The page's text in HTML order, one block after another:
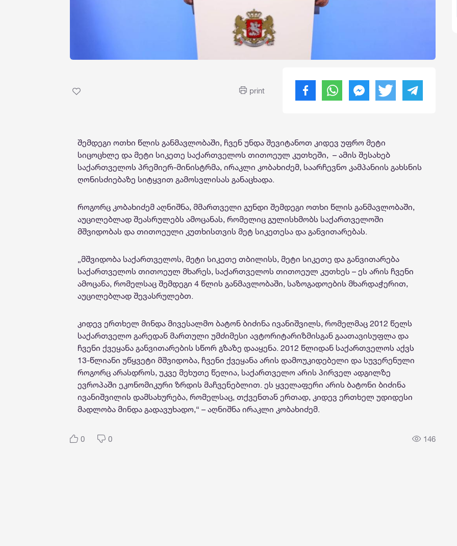
print
შემდეგი ოთხი წლის განმავლობაში, ჩვენ უნდა შევიტანოთ კიდევ უფრო მეტი
სიცოცხლე და მეტი სიკეთე საქართველოს თითოეულ კუთხეში, – ამის შესახებ
საქართველოს პრემიერ-მინისტრმა, ირაკლი კობახიძემ, საარჩევნო კამპანიის გახსნის
ღონისძიებაზე სიტყვით გამოსვლისას განაცხადა.
როგორც კობახიძემ აღნიშნა, მმართველი გუნდი შემდეგი ოთხი წლის განმავლობაში,
აუცილებლად შეასრულებს ამოცანას, რომელიც გულისხმობს საქართველოში
მშვიდობას და თითოეული კუთხისთვის მეტ სიკეთესა და განვითარებას.
„მშვიდობა საქართველოს, მეტი სიკეთე თბილისს, მეტი სიკეთე და განვითარება
საქართველოს თითოეულ მხარეს, საქართველოს თითოეულ კუთხეს – ეს არის ჩვენი
ამოცანა, რომელსაც შემდეგი 4 წლის განმავლობაში, საზოგადოების მხარდაჭერით,
აუცილებლად შევასრულებთ.
კიდევ ერთხელ მინდა მივესალმო ბატონ ბიძინა ივანიშვილს, რომელმაც 2012 წელს
საქართველო გარედან მართული უმძიმესი ავტორიტარიზმისგან გაათავისუფლა და
ჩვენი ქვეყანა განვითარების სწორ გზაზე დააყენა. 2012 წლიდან საქართველოს აქვს
13-წლიანი უწყვეტი მშვიდობა, ჩვენი ქვეყანა არის დამოუკიდებელი და სუვერენული
როგორც არასდროს, უკვე მეხუთე წელია, საქართველო არის პირველ ადგილზე
ევროპაში ეკონომიკური ზრდის მაჩვენებლით. ეს ყველაფერი არის ბატონი ბიძინა
ივანიშვილის დამსახურება, რომელსაც, თქვენთან ერთად, კიდევ ერთხელ უდიდესი
მადლობა მინდა გადავუხადო,“ – აღნიშნა ირაკლი კობახიძემ.
0 0 146